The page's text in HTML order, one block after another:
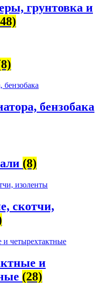
грунтовка и
бензобака
(8)
скотчи,
и
(28)